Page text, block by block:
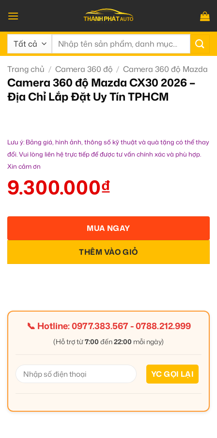
qua
nội
dung
Tìm
Trang chủ / Camera 360 độ / Camera 360 độ Mazda
Camera 360 độ Mazda CX30 2026 –
Địa Chỉ Lắp Đặt Uy Tín TPHCM
Lưu ý: Bảng giá, hình ảnh, thông số kỹ thuật và quà tặng có thể thay
đổi. Vui lòng liên hệ trực tiếp để được tư vấn chính xác và phù hợp.
Xin cảm ơn
9.300.000₫
THÊM VÀO GIỎ
MUA NGAY
📞 Hotline:0977.383.567-0788.212.999
(Hỗ trợ từ7:00 đến22:00 mỗi ngày)